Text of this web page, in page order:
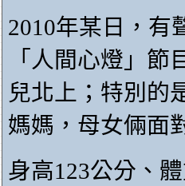
2010年某日，有
「人間心燈」
兒北上；特別的
媽媽，母女倆面
身高123公分、